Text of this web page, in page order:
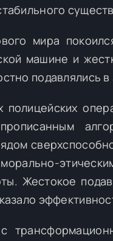
мира
машине и
подавлялись
полицейских
прописанным
Жестокое